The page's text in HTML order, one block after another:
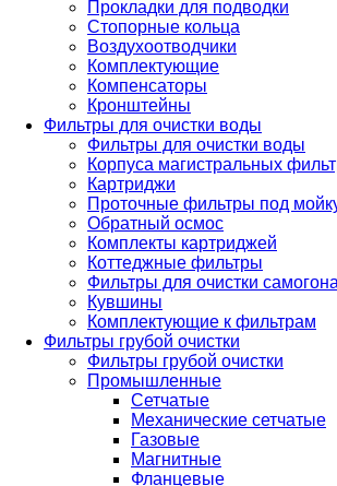
Прокладки для подводки
Стопорные кольца
Воздухоотводчики
Комплектующие
Компенсаторы
Кронштейны
Фильтры для очистки воды
Фильтры для очистки воды
Корпуса магистральных
Картриджи
Проточные фильтры под
Обратный осмос
Комплекты картриджей
Коттеджные фильтры
Фильтры для очистки самогона
Кувшины
Комплектующие к фильтрам
Фильтры грубой очистки
Фильтры грубой очистки
Промышленные
Сетчатые
Механические сетчатые
Газовые
Магнитные
Фланцевые